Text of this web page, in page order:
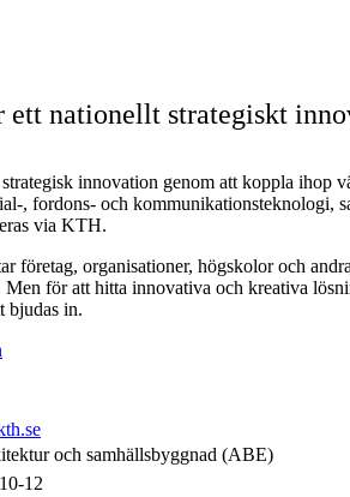
ett nationellt strategiskt
innovation genom att koppla ihop
, fordons- och kommunikationsteknologi,
via KTH.
företag, organisationer, högskolor och
Men för att hitta innovativa och kreativa
bjudas in.
och samhällsbyggnad (ABE)
12